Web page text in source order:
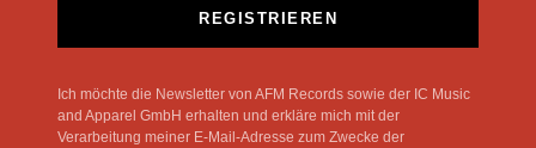
REGISTRIEREN
Ich möchte die Newsletter von AFM Records sowie der IC Music
and Apparel GmbH erhalten und erkläre mich mit der
Verarbeitung meiner E-Mail-Adresse zum Zwecke der